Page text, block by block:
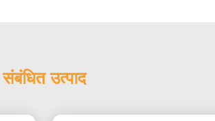
संबंधित उत्पाद